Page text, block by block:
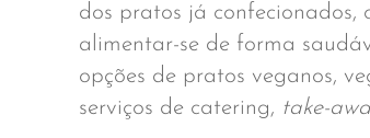
dos pratos já
alimentar-se de forma
opções de pratos veganos,
serviços de catering, take-